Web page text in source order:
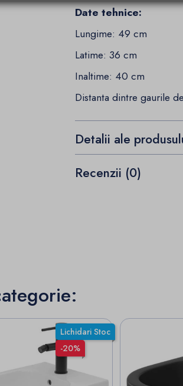
Date tehnice:
Lungime: 49 cm
Latime: 36 cm
Inaltime: 40 cm
Distanta dintre gaurile
Detalii ale
Recenzii (0)
Lichidari Stoc
-20%